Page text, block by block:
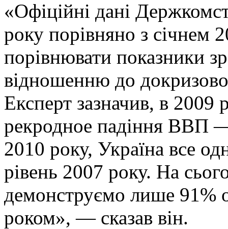
«Офіційні дані
року порівняно з січнем
порівнювати показники
відношенню до
Експерт зазначив, в 2009
рекродное падіння ВВП
2010 року, Україна все
рівень 2007 року. На
демонструємо лише 91%
роком», — сказав він.